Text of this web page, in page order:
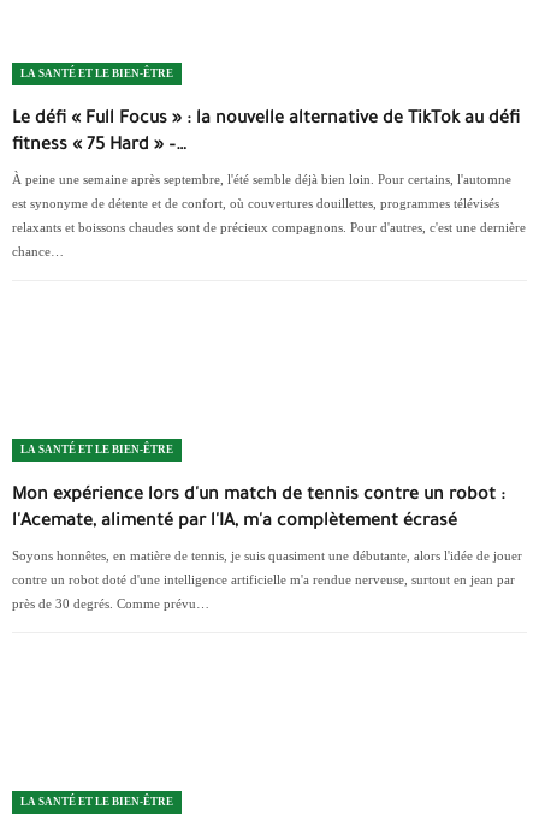
LA SANTÉ ET LE BIEN-ÊTRE
Le défi « Full Focus » : la nouvelle alternative de TikTok au défi
fitness « 75 Hard » –…
À peine une semaine après septembre, l'été semble déjà bien loin. Pour certains, l'automne
est synonyme de détente et de confort, où couvertures douillettes, programmes télévisés
relaxants et boissons chaudes sont de précieux compagnons. Pour d'autres, c'est une dernière
chance…
LA SANTÉ ET LE BIEN-ÊTRE
Mon expérience lors d'un match de tennis contre un robot :
l'Acemate, alimenté par l'IA, m'a complètement écrasé
Soyons honnêtes, en matière de tennis, je suis quasiment une débutante, alors l'idée de jouer
contre un robot doté d'une intelligence artificielle m'a rendue nerveuse, surtout en jean par
près de 30 degrés. Comme prévu…
LA SANTÉ ET LE BIEN-ÊTRE